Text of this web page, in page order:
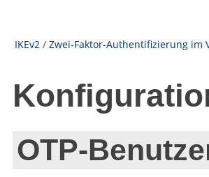
IKEv2 / Zwei-Faktor-Authentifizierung im
OTP-